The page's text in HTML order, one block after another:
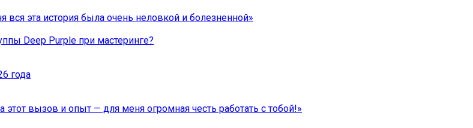
эта история была очень неловкой и болезненной»
Deep Purple при мастеринге?
года
вызов и опыт — для меня огромная честь работать с тобой!»